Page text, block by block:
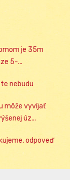
je 35m
5-...
nebudu
môže vyvíjať
úz...
odpoveď